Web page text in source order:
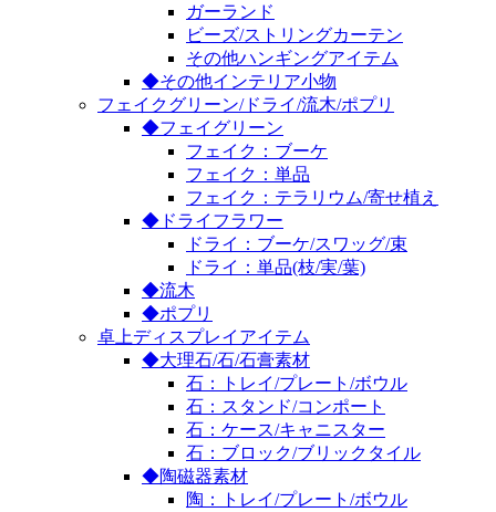
ガーランド
ビーズ/ストリングカーテン
その他ハンギングアイテム
◆その他インテリア小物
フェイクグリーン/ドライ/流木/ポプリ
◆フェイグリーン
フェイク：ブーケ
フェイク：単品
フェイク：テラリウム/寄せ植え
◆ドライフラワー
ドライ：ブーケ/スワッグ/束
ドライ：単品(枝/実/葉)
◆流木
◆ポプリ
卓上ディスプレイアイテム
◆大理石/石/石膏素材
石：トレイ/プレート/ボウル
石：スタンド/コンポート
石：ケース/キャニスター
石：ブロック/ブリックタイル
◆陶磁器素材
陶：トレイ/プレート/ボウル